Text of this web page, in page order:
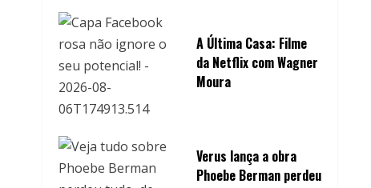
A Última Casa: Filme
da Netflix com Wagner
Moura
Verus lança a obra
Phoebe Berman perdeu